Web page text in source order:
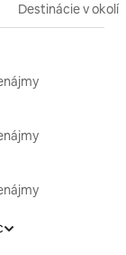
Destinácie v okolí